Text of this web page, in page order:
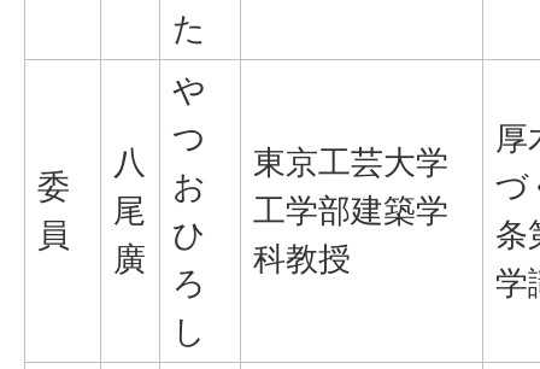
た
委
員
八
尾
廣
や
つ
お
ひ
ろ
し
東京工芸大学
工学部建築学
科教授
厚
づ
条
学